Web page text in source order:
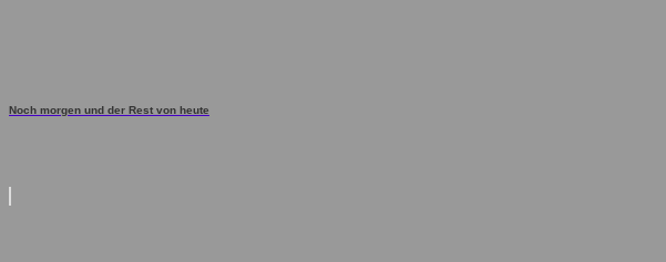
Noch morgen und der Rest von heute